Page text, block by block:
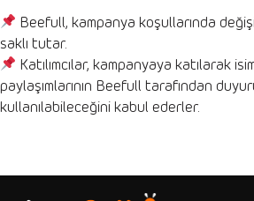
Beefull, kampanya koşullarında
saklı tutar.
Katılımcılar, kampanyaya katılarak
paylaşımlarının Beefull tarafından
kullanılabileceğini kabul ederler.